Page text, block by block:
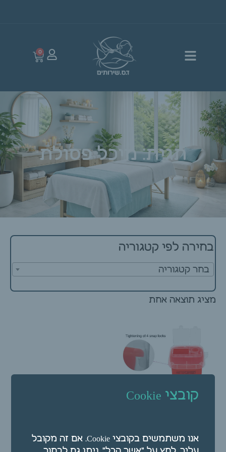
0
תגית: מיכל פסולת
בחירה לפי קטגוריה
בחר קטגוריה
מציג תוצאה אחת
פעמי למחטים 1 ליטר
קובצי Cookie
אנו משתמשים בקובצי Cookie. אם זה מקובל